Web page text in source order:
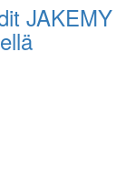
JAKEMY